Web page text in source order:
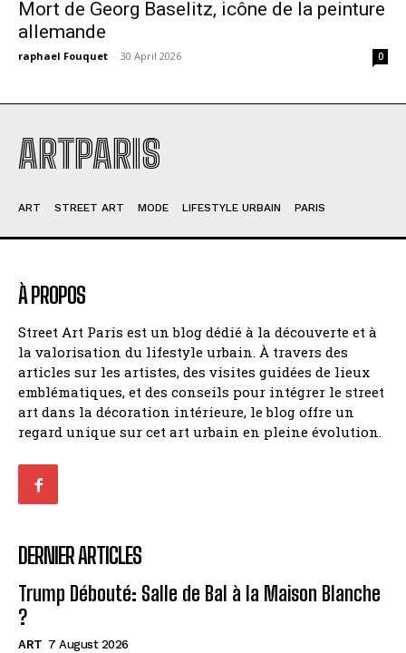
Mort de Georg Baselitz, icône de la peinture
allemande
raphael Fouquet - 30 April 2026 0
ARTPARIS
ART STREET ART MODE LIFESTYLE URBAIN PARIS
À PROPOS
Street Art Paris est un blog dédié à la découverte et à
la valorisation du lifestyle urbain. À travers des
articles sur les artistes, des visites guidées de lieux
emblématiques, et des conseils pour intégrer le street
art dans la décoration intérieure, le blog offre un
regard unique sur cet art urbain en pleine évolution.
DERNIER ARTICLES
Trump Débouté: Salle de Bal à la Maison Blanche
?
ART 7 August 2026